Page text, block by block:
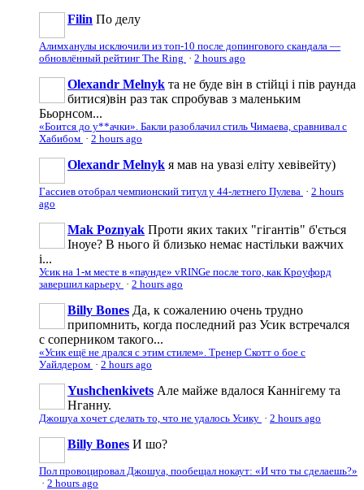
Filin По делу
Алимханулы исключили из топ-10 после допингового скандала —
обновлённый рейтинг The Ring · 2 hours ago
Olexandr Melnyk та не буде він в стійці і пів раунда
битися)він раз так спробував з маленьким
Бьорнсом...
«Боится до у**ачки». Бакли разоблачил стиль Чимаева, сравнивал с
Хабибом · 2 hours ago
Olexandr Melnyk я мав на увазі еліту хевівейту)
Гассиев отобрал чемпионский титул у 44-летнего Пулева · 2 hours
ago
Mak Poznyak Проти яких таких "гігантів" б'ється
Іноуе? В нього й близько немає настільки важчих
і...
Усик на 1-м месте в «паунде» vRINGe после того, как Кроуфорд
завершил карьеру · 2 hours ago
Billy Bones Да, к сожалению очень трудно
припомнить, когда последний раз Усик встречался
с соперником такого...
«Усик ещё не дрался с этим стилем». Тренер Скотт о бое с
Уайлдером · 2 hours ago
Yushchenkivets Але майже вдалося Каннігему та
Нганну.
Джошуа хочет сделать то, что не удалось Усику · 2 hours ago
Billy Bones И шо?
Пол провоцировал Джошуа, пообещал нокаут: «И что ты сделаешь?»
· 2 hours ago